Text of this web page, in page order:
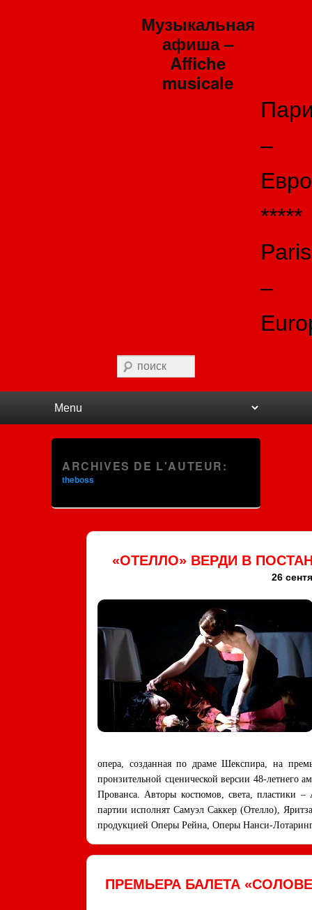
Музыкальная
афиша –
Affiche
musicale
–
*****
Paris
–
Recherche
ARCHIVES DE L'AUTEUR:
theboss
«ОТЕЛЛО» ВЕРДИ В
26
опера, созданная по драме Шекспира, на
пронзительной сценической версии 48-летнего
Прованса. Авторы костюмов, света, пластики
партии исполнят Самуэл Саккер (Отелло),
продукцией Оперы Рейна, Оперы Нанси-
ПРЕМЬЕРА БАЛЕТА